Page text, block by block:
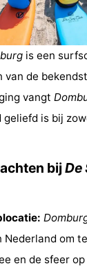
is een
van de
vangt
is bij
bij De
Nederland om
en de sfeer